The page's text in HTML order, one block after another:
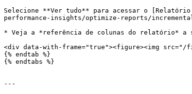
Selecione **Ver tudo** para acessar o
performance-insights/optimize-reports/
* Veja a *referência de colunas do relatório* a
<div data-with-frame="true"><figure><img src="/
{% endtab %}
{% endtabs %}
---